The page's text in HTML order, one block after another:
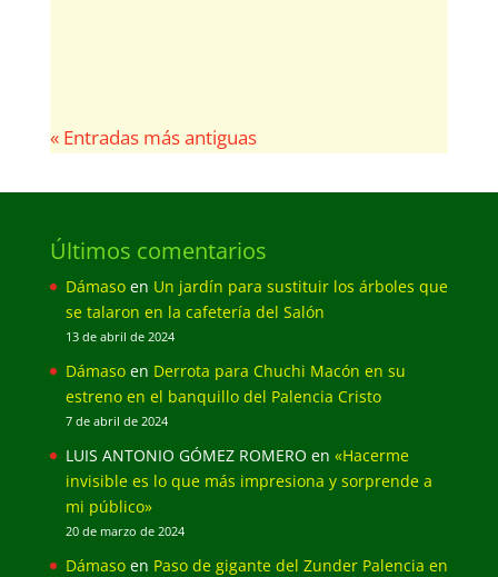
« Entradas más antiguas
Últimos comentarios
Dámasoen Un jardín para sustituir los árboles que
se talaron en la cafetería del Salón
13 de abril de 2024
Dámasoen Derrota para Chuchi Macón en su
estreno en el banquillo del Palencia Cristo
7 de abril de 2024
LUIS ANTONIO GÓMEZ ROMERO en «Hacerme
invisible es lo que más impresiona y sorprende a
mi público»
20 de marzo de 2024
Dámasoen Paso de gigante del Zunder Palencia en